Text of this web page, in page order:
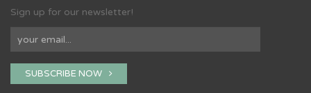
Sign up for our newsletter!
SUBSCRIBE NOW